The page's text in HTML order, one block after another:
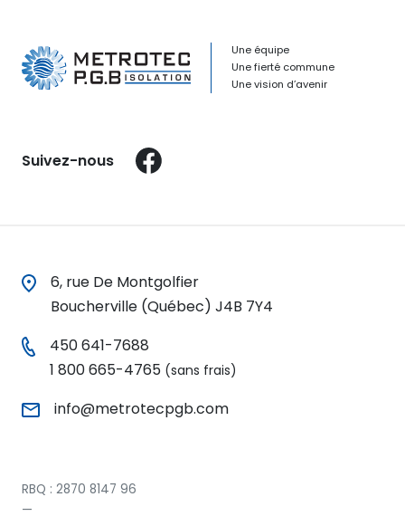
Une équipe
Une fierté commune
Une vision d’avenir
Suivez-nous Facebook
6, rue De Montgolfier
Boucherville (Québec) J4B 7Y4
450 641-7688
1 800 665-4765 (sans frais)
info@metrotecpgb.com
—
RBQ : 2870 8147 96